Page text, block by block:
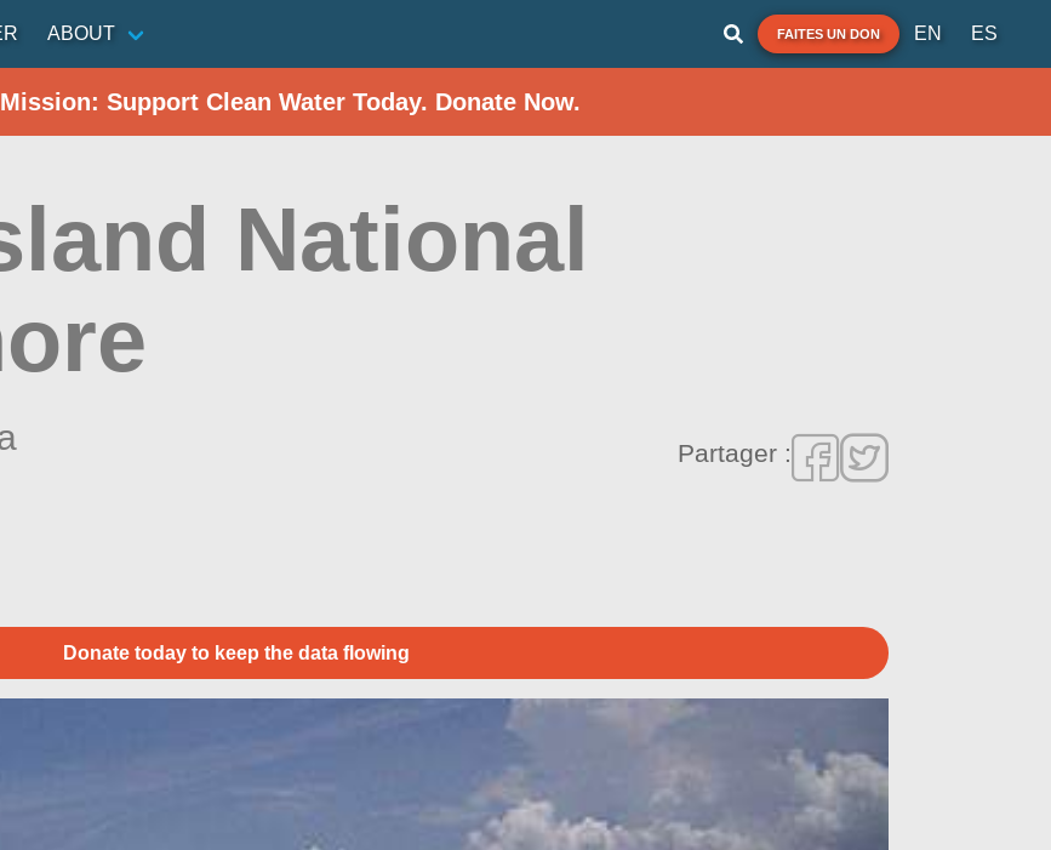
ABOUT FAITES UN DON EN ES
Support Clean Water Today. Donate Now.
National
Partager :
Donate today to keep the data flowing